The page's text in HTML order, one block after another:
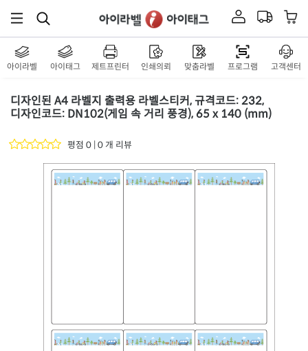
아이라벨 아이태그 제트프린터 인쇄의뢰 맞춤라벨 프로그램 고객센터
디자인된 A4 라벨지 출력용 라벨스티커, 규격코드: 232,
디자인코드: DN102(게임 속 거리 풍경), 65 x 140 (mm)
평점 0 | 0 개 리뷰